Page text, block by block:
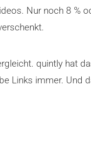
Nur noch 8 %
quintly hat
Links immer. Und